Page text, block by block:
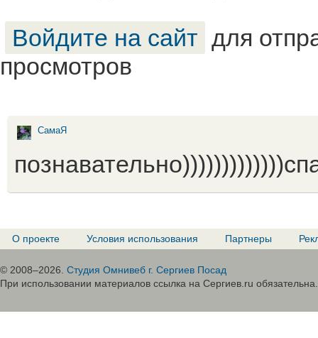
Войдите на сайт для
просмотров
СамаЯ
О проекте Условия использования Партнеры
© 2008–2026. Студия Омнивеб г. Сергиев Посад
При использовании материалов ссылка на Сергиев.ru обязательна.